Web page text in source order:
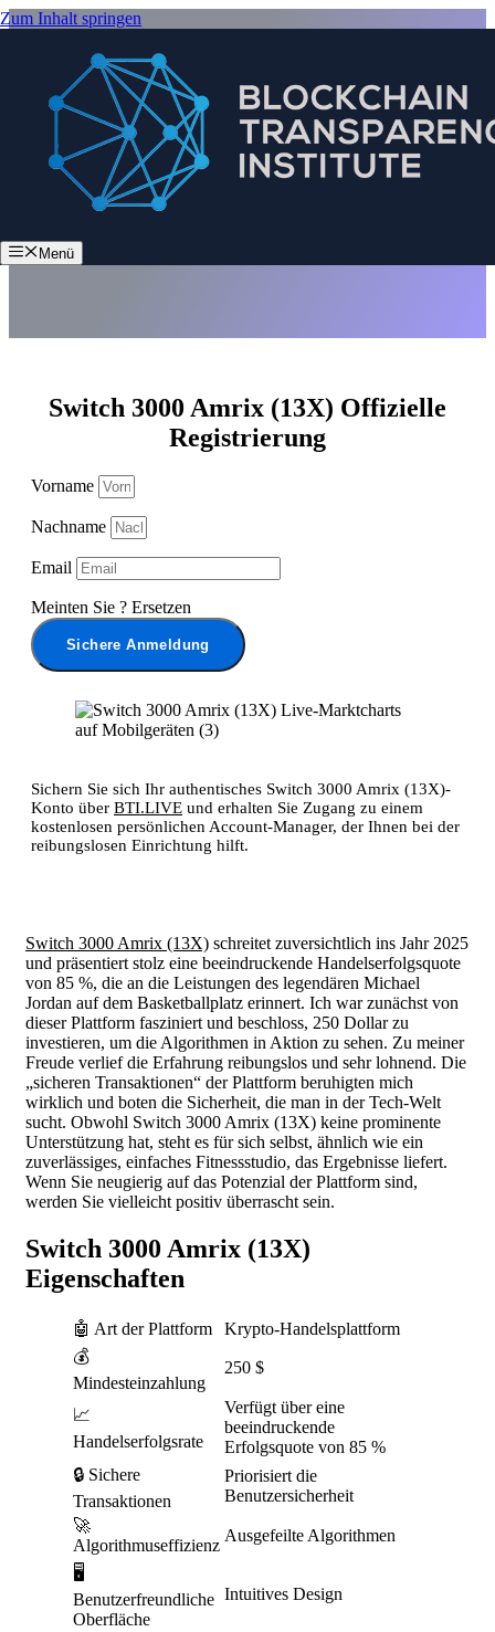
Zum Inhalt springen
Menü
Switch 3000 Amrix (13X) Offizielle
Registrierung
Sichern Sie sich Ihr authentisches Switch 3000 Amrix (13X)-
Konto über BTI.LIVE und erhalten Sie Zugang zu einem
kostenlosen persönlichen Account-Manager, der Ihnen bei der
reibungslosen Einrichtung hilft.
Vorname
Nachname
Email
Meinten Sie ? Ersetzen
Sichere Anmeldung
Switch 3000 Amrix (13X) schreitet zuversichtlich ins Jahr 2025
und präsentiert stolz eine beeindruckende Handelserfolgsquote
von 85 %, die an die Leistungen des legendären Michael
Jordan auf dem Basketballplatz erinnert. Ich war zunächst von
dieser Plattform fasziniert und beschloss, 250 Dollar zu
investieren, um die Algorithmen in Aktion zu sehen. Zu meiner
Freude verlief die Erfahrung reibungslos und sehr lohnend. Die
„sicheren Transaktionen“ der Plattform beruhigten mich
wirklich und boten die Sicherheit, die man in der Tech-Welt
sucht. Obwohl Switch 3000 Amrix (13X) keine prominente
Unterstützung hat, steht es für sich selbst, ähnlich wie ein
zuverlässiges, einfaches Fitnessstudio, das Ergebnisse liefert.
Wenn Sie neugierig auf das Potenzial der Plattform sind,
werden Sie vielleicht positiv überrascht sein.
Switch 3000 Amrix (13X)
Eigenschaften
🤖 Art der Plattform
Krypto-Handelsplattform
💰
Mindesteinzahlung
250 $
📈
Handelserfolgsrate
Verfügt über eine
beeindruckende
Erfolgsquote von 85 %
🔒 Sichere
Transaktionen
Priorisiert die
Benutzersicherheit
🚀
Algorithmuseffizienz
Ausgefeilte Algorithmen
🖥️
Benutzerfreundliche
Oberfläche
Intuitives Design